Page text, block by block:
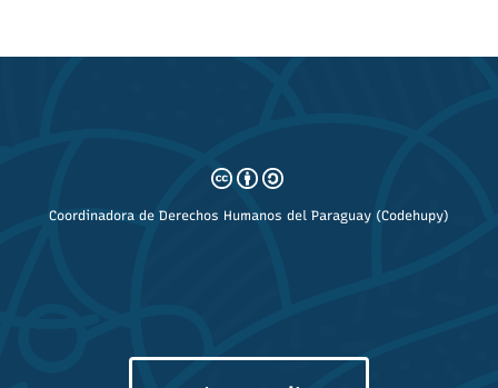
Coordinadora de Derechos Humanos del Paraguay (Codehupy)